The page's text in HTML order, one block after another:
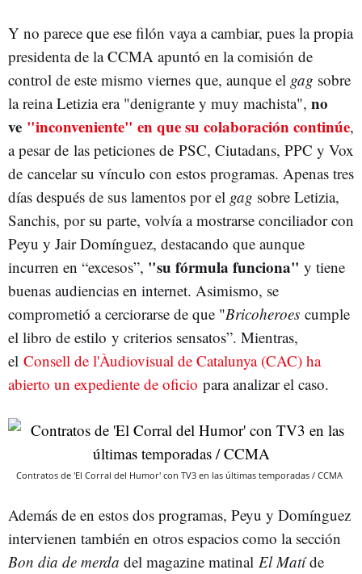
Y no parece que ese filón vaya a cambiar, pues la propia
presidenta de la CCMA apuntó en la comisión de
control de este mismo viernes que, aunque el gag sobre
la reina Letizia era "denigrante y muy machista", no
ve "inconveniente" en que su colaboración continúe,
a pesar de las peticiones de PSC, Ciutadans, PPC y Vox
de cancelar su vínculo con estos programas. Apenas tres
días después de sus lamentos por el gag sobre Letizia,
Sanchis, por su parte, volvía a mostrarse conciliador con
Peyu y Jair Domínguez, destacando que aunque
incurren en “excesos”, "su fórmula funciona" y tiene
buenas audiencias en internet. Asimismo, se
comprometió a cerciorarse de que "Bricoheroes cumple
el libro de estilo y criterios sensatos”. Mientras,
el Consell de l'Àudiovisual de Catalunya (CAC) ha
abierto un expediente de oficio para analizar el caso.
Contratos de 'El Corral del Humor' con TV3 en las últimas temporadas / CCMA
Además de en estos dos programas, Peyu y Domínguez
intervienen también en otros espacios como la sección
Bon dia de merda del magazine matinal El Matíde